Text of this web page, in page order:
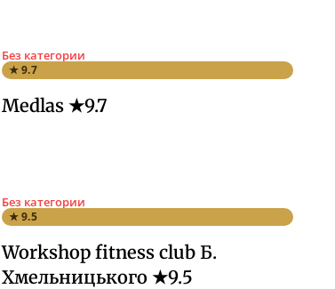
Без категории
★ 9.7
Medlas ★9.7
Без категории
★ 9.5
Workshop fitness club Б.
Хмельницького ★9.5